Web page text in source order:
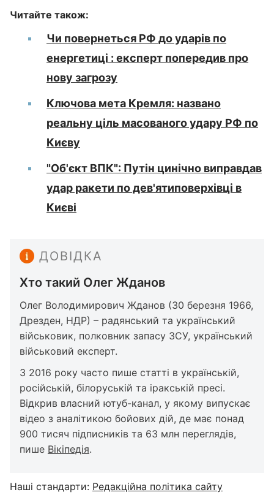
Читайте також:
Чи повернеться РФ до ударів по
енергетиці : експерт попередив про
нову загрозу
Ключова мета Кремля: названо
реальну ціль масованого удару РФ по
Києву
"Об'єкт ВПК": Путін цинічно виправдав
удар ракети по дев'ятиповерхівці в
Києві
ДОВІДКА
Хто такий Олег Жданов
Олег Володимирович Жданов (30 березня 1966,
Дрезден, НДР) – радянський та український
військовик, полковник запасу ЗСУ, український
військовий експерт.
З 2016 року часто пише статті в українській,
російській, білоруській та іракській пресі.
Відкрив власний ютуб-канал, у якому випускає
відео з аналітикою бойових дій, де має понад
900 тисяч підписників та 63 млн переглядів,
пише Вікіпедія.
Наші стандарти: Редакційна політика сайту